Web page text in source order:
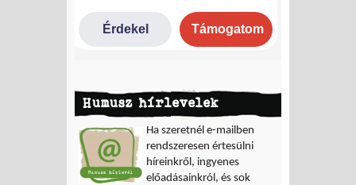
Humusz hírlevelek
Ha szeretnél e-mailben
rendszeresen értesülni
híreinkről, ingyenes
előadásainkról, és sok